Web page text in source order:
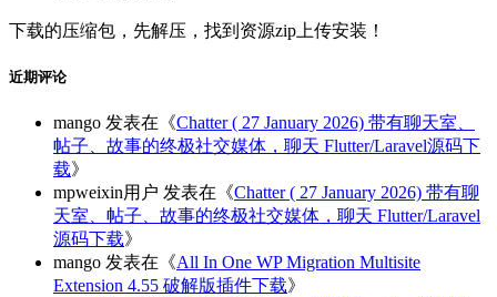
下载的压缩包，先解压，找到资源zip上传安装！
近期评论
mango 发表在《Chatter ( 27 January 2026) 带有聊天室、
帖子、故事的终极社交媒体，聊天 Flutter/Laravel源码下
载》
mpweixin用户 发表在《Chatter ( 27 January 2026) 带有聊
天室、帖子、故事的终极社交媒体，聊天 Flutter/Laravel
源码下载》
mango 发表在《All In One WP Migration Multisite
Extension 4.55 破解版插件下载》